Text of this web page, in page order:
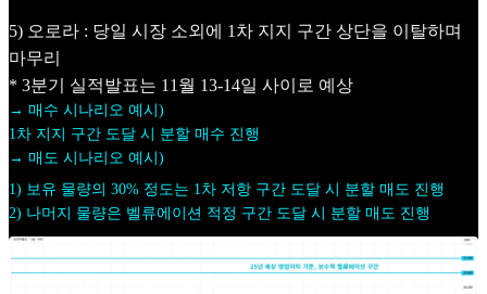
5) 오로라 : 당일 시장 소외에 1차 지지 구간 상단을 이탈하며
마무리
* 3분기 실적발표는 11월 13-14일 사이로 예상
→ 매수 시나리오 예시)
1차 지지 구간 도달 시 분할 매수 진행
→ 매도 시나리오 예시)
1) 보유 물량의 30% 정도는 1차 저항 구간 도달 시 분할 매도 진행
2) 나머지 물량은 벨류에이션 적정 구간 도달 시 분할 매도 진행